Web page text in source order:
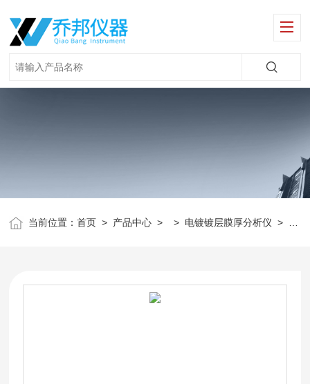
当前位置：首页 > 产品中心 > > 电镀镀层膜厚分析仪 >